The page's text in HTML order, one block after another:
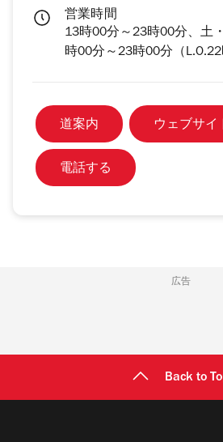
営業時間
13時00分～23時00分、土
時00分～23時00分（L.O.22
道案内 ウェブサイ
電話する
広告
Back to